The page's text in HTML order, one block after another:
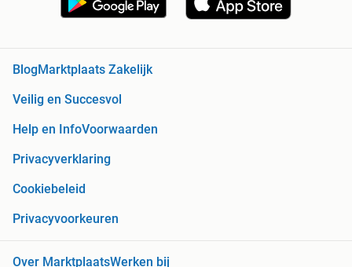
BlogMarktplaats Zakelijk
Veilig en Succesvol
Help en InfoVoorwaarden
Privacyverklaring
Cookiebeleid
Privacyvoorkeuren
Over MarktplaatsWerken bij